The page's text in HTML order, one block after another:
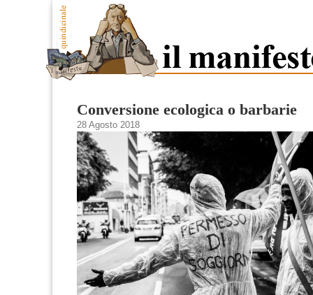
Conversione ecologica o barbarie
28 Agosto 2018